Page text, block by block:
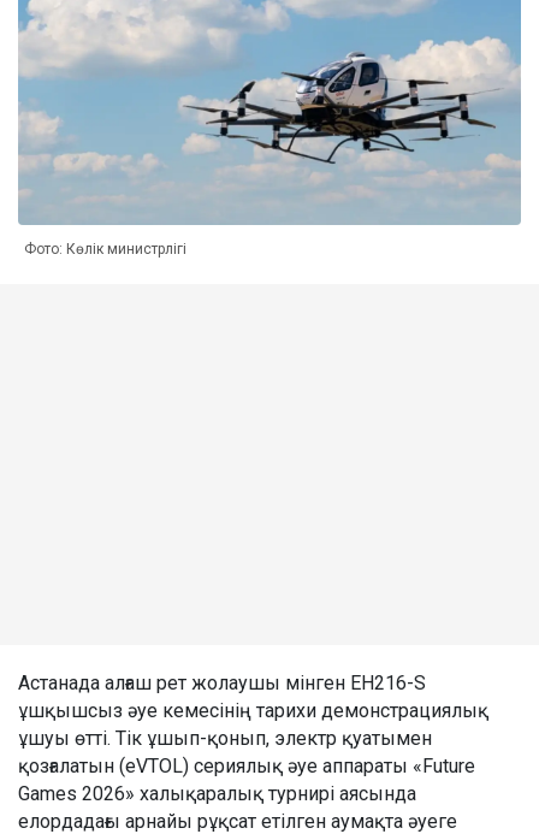
Фото: Көлік министрлігі
Астанада алғаш рет жолаушы мінген EH216-S
ұшқышсыз әуе кемесінің тарихи демонстрациялық
ұшуы өтті. Тік ұшып-қонып, электр қуатымен
қозғалатын (eVTOL) сериялық әуе аппараты «Future
Games 2026» халықаралық турнирі аясында
елордадағы арнайы рұқсат етілген аумақта әуеге